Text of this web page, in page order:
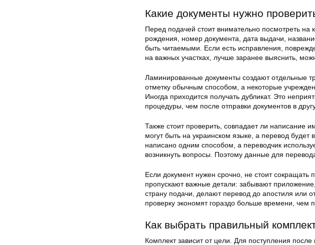
Какие документы нужно
Перед подачей стоит внимательно посмотреть
рождения, номер документа, дата выдачи,
быть читаемыми. Если есть исправления,
на важных участках, лучше заранее выяснить,
Ламинированные документы создают отдельные
отметку обычным способом, а некоторые
Иногда приходится получать дубликат. Это
процедуры, чем после отправки документов в
Также стоит проверить, совпадает ли написание
могут быть на украинском языке, а перевод
написано одним способом, а переводчик
возникнуть вопросы. Поэтому данные для
Если документ нужен срочно, не стоит
пропускают важные детали: забывают
страну подачи, делают перевод до апостиля или
проверку экономят гораздо больше времени, чем
Как выбрать правильный
Комплект зависит от цели. Для поступления